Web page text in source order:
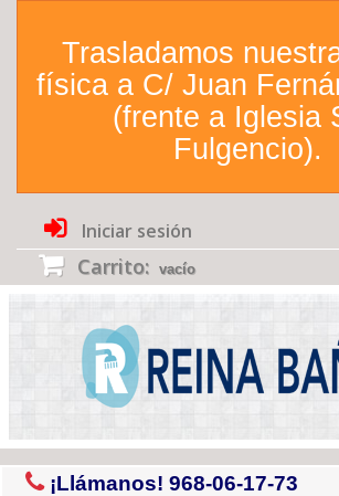
Trasladamos
física a C/ Juan
(frente a Iglesia
Fulgencio).
Iniciar sesión
Carrito: vacío
¡Llámanos! 968-06-17-73